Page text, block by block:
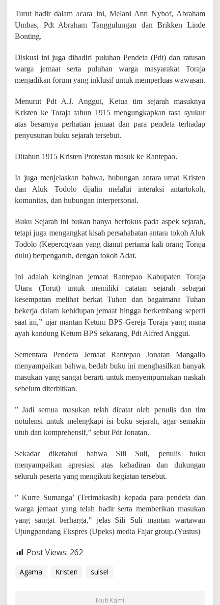
a
t
t
e
p
,
B
e
d
a
B
k
t
s
a
S
e
r
a
h
Turut hadir dalam acara ini, Melani Ann Nyhof, Abraham
Umbas, Pdt Abraham Tanggulungan dan Brikken Linde
Bonting.
Diskusi ini juga dihadiri puluhan Pendeta (Pdt) dan ratusan
warga jemaat serta puluhan warga masyarakat Toraja
menjadikan forum yang inklusif untuk memperluas wawasan.
Menurut Pdt A.J. Anggui, Ketua tim sejarah masuknya
Kristen ke Toraja tahun 1915 mengungkapkan rasa syukur
atas besarnya perhatian jemaat dan para pendeta terhadap
penyusunan buku sejarah tersebut.
Ditahun 1915 Kristen Protestan masuk ke Rantepao.
Ia juga menjelaskan bahwa, hubungan antara umat Kristen
dan Aluk Todolo dijalin melalui interaksi antartokoh,
komunitas, dan hubungan interpersonal.
Buku Sejarah ini bukan hanya berfokus pada aspek sejarah,
tetapi juga mengangkat kisah persahabatan antara tokoh Aluk
Todolo (Kepercqyaan yang dianut pertama kali orang Toraja
dulu) berpengaruh, dengan tokoh Adat.
Ini adalah keinginan jemaat Rantepao Kabupaten Toraja
Utara (Torut) untuk memiliki catatan sejarah sebagai
kesempatan melihat berkat Tuhan dan bagaimana Tuhan
bekerja dalam kehidupan jemaat hingga berkembang seperti
saat ini,” ujar mantan Ketum BPS Gereja Toraja yang mana
ayah kandung Ketum BPS sekarang, Pdt Alfred Anggui.
Sementara Pendera Jemaat Rantepao Jonatan Mangallo
menyampaikan bahwa, bedah buku ini menghasilkan banyak
masukan yang sangat berarti untuk menyempurnakan naskah
sebelum diterbitkan.
” Jadi semua masukan telah dicatat oleh penulis dan tim
notulensi untuk melengkapi isi buku sejarah, agar semakin
utuh dan komprehensif,” sebut Pdt Jonatan.
Sekadar diketahui bahwa Sili Suli, penulis buku
menyampaikan apresiasi atas kehadiran dan dukungan
seluruh peserta yang mengikuti kegiatan tersebut.
” Kurre Sumanga’ (Terimakasih) kepada para pendeta dan
warga jemaat yang telah hadir serta memberikan masukan
yang sangat berharga,” jelas Sili Suli mantan wartawan
Ujungpandang Ekspres (Upeks) media Fajar group.(Yustus)
Post Views: 262
Agama Kristen sulsel
Ikuti Kami